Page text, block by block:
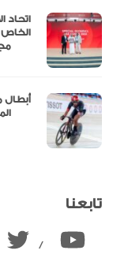
اتحاد
الخاص
أبطال
تابعنا
/